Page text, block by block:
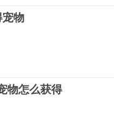
物
物怎么获得